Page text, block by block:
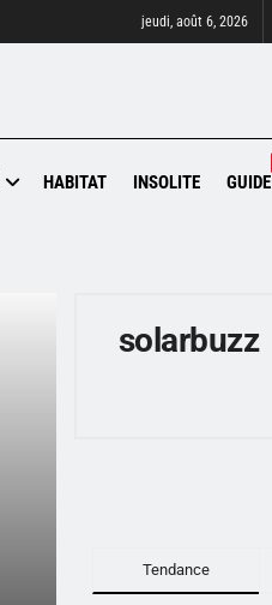
jeudi, août 6, 2026
HABITAT INSOLITE GUIDE
solarbuzz
Tendance